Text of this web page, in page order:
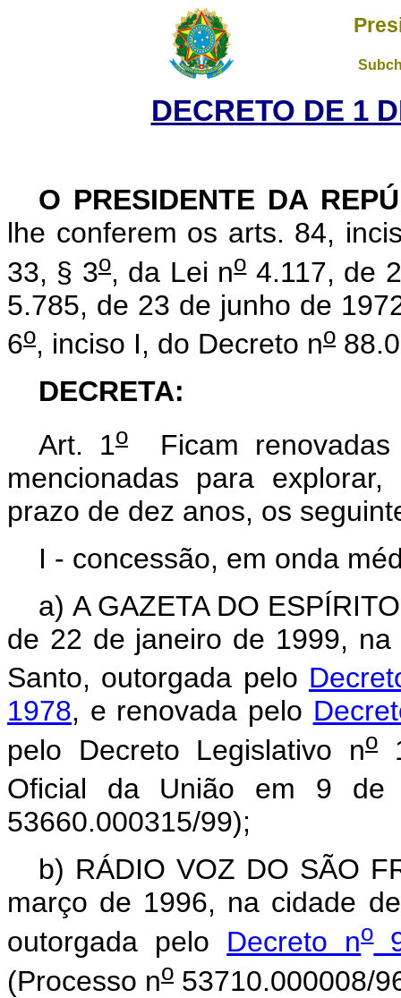
DECRETO DE 1
O PRESIDENTE DA
lhe conferem os arts. 84,
33, § 3o, da Lei no4.117, de
5.785, de 23 de junho de
6o, inciso I, do Decreto no
DECRETA:
Art. 1oFicam renovadas
mencionadas para
prazo de dez anos, os
I - concessão, em onda
a) A GAZETA DO
de 22 de janeiro de 1999,
Santo, outorgada pelo
1978, e renovada pelo
pelo Decreto Legislativo no
Oficial da União em 9 de
53660.000315/99);
b) RÁDIO VOZ DO SÃO
março de 1996, na cidade
outorgada pelo Decreto no
(Processo no 53710.000008/